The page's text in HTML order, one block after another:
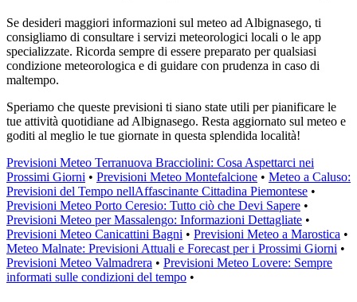
Se desideri maggiori informazioni sul meteo ad Albignasego, ti
consigliamo di consultare i servizi meteorologici locali o le app
specializzate. Ricorda sempre di essere preparato per qualsiasi
condizione meteorologica e di guidare con prudenza in caso di
maltempo.
Speriamo che queste previsioni ti siano state utili per pianificare le
tue attività quotidiane ad Albignasego. Resta aggiornato sul meteo e
goditi al meglio le tue giornate in questa splendida località!
Previsioni Meteo Terranuova Bracciolini: Cosa Aspettarci nei
Prossimi Giorni • Previsioni Meteo Montefalcione • Meteo a Caluso:
Previsioni del Tempo nellAffascinante Cittadina Piemontese •
Previsioni Meteo Porto Ceresio: Tutto ciò che Devi Sapere •
Previsioni Meteo per Massalengo: Informazioni Dettagliate •
Previsioni Meteo Canicattini Bagni • Previsioni Meteo a Marostica •
Meteo Malnate: Previsioni Attuali e Forecast per i Prossimi Giorni •
Previsioni Meteo Valmadrera • Previsioni Meteo Lovere: Sempre
informati sulle condizioni del tempo •